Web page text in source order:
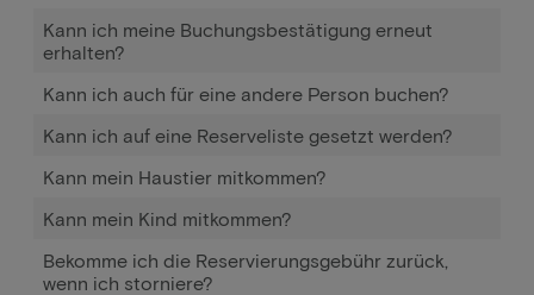
Kann ich meine Buchungsbestätigung erneut
erhalten?
Kann ich auch für eine andere Person buchen?
Kann ich auf eine Reserveliste gesetzt werden?
Kann mein Haustier mitkommen?
Kann mein Kind mitkommen?
Bekomme ich die Reservierungsgebühr zurück,
wenn ich storniere?